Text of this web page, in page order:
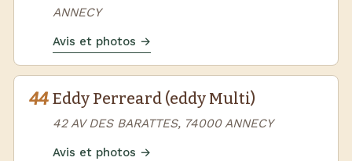
ANNECY
Avis et photos →
44 Eddy Perreard (eddy Multi)
42 AV DES BARATTES, 74000 ANNECY
Avis et photos →